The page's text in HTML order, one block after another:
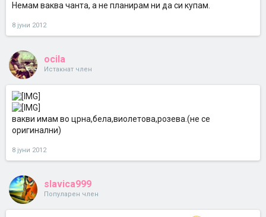
Немам ваква чанта, а не планирам ни да си купам.
8 јуни 2012
ocila
Истакнат член
вакви имам во црна,бела,виолетова,розева.(не се
оригинални)
8 јуни 2012
slavica999
Популарен член